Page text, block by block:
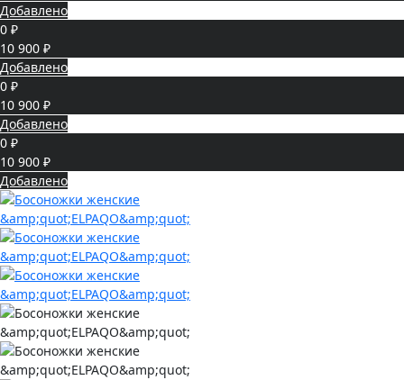
Добавлено
0 ₽
10 900 ₽
Добавлено
0 ₽
10 900 ₽
Добавлено
0 ₽
10 900 ₽
Добавлено